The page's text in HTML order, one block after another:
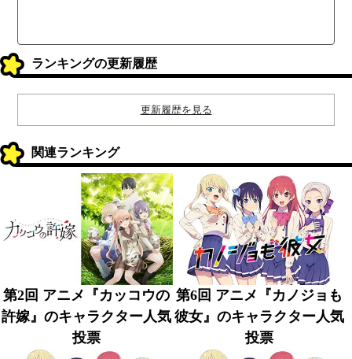
ランキングの更新履歴
更新履歴を見る
関連ランキング
第2回 アニメ『カッコウの
許嫁』のキャラクター人気
投票
第6回 アニメ『カノジョも
彼女』のキャラクター人気
投票